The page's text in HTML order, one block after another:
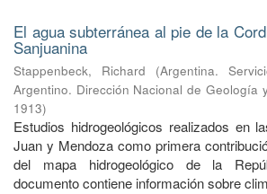
El agua subterránea al pie de la
Sanjuanina
Stappenbeck, Richard (Argentina.
Argentino. Dirección Nacional de Geología
1913)
Estudios hidrogeológicos realizados en
Juan y Mendoza como primera
del mapa hidrogeológico de la
documento contiene información sobre